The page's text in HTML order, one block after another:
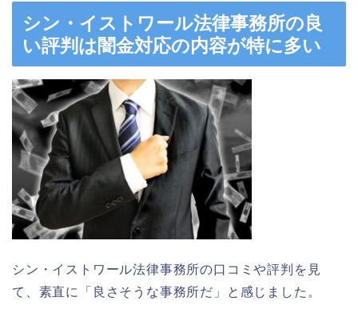
シン・イストワール法律事務所の良
い評判は闇金対応の内容が特に多い
シン・イストワール法律事務所の口コミや評判を見
て、素直に「良さそうな事務所だ」と感じました。